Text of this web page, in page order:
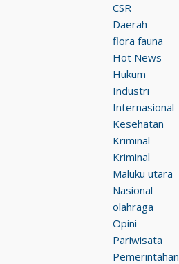
CSR
Daerah
flora fauna
Hot News
Hukum
Industri
Internasional
Kesehatan
Kriminal
Kriminal
Maluku utara
Nasional
olahraga
Opini
Pariwisata
Pemerintahan